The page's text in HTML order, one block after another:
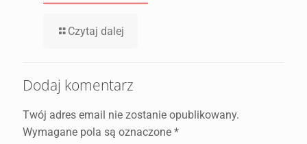
Czytaj dalej
Dodaj komentarz
Twój adres email nie zostanie opublikowany.
Wymagane pola są oznaczone *